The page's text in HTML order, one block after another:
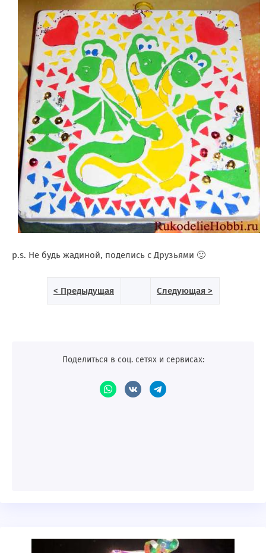
p.s. Не будь жадиной, поделись с Друзьями 🙂
< Предыдущая Следующая >
Поделиться в соц. сетях и сервисах: